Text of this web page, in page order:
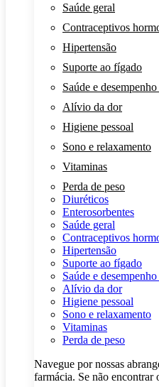
Saúde geral
Contraceptivos
Hipertensão
Suporte ao fígado
Saúde e
Alívio da dor
Higiene pessoal
Sono e relaxamento
Vitaminas
Perda de peso
Diuréticos
Enterosorbentes
Saúde geral
Contraceptivos
Hipertensão
Suporte ao fígado
Saúde e
Alívio da dor
Higiene pessoal
Sono e relaxamento
Vitaminas
Perda de peso
Navegue por nossas
farmácia. Se não encontrar